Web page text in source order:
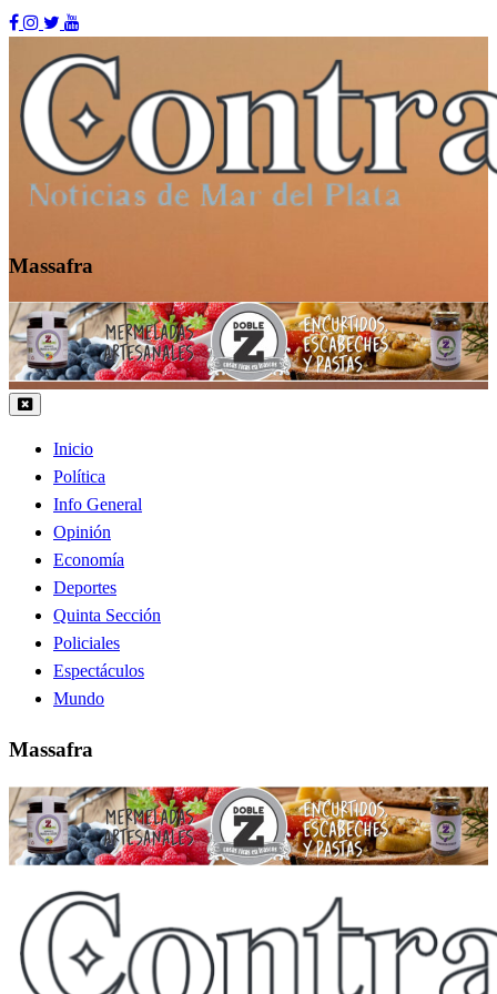
Skip
content
Contraste MDP
Massafra
Inicio
Política
Info General
Opinión
Economía
Deportes
Quinta Sección
Policiales
Espectáculos
Mundo
Massafra